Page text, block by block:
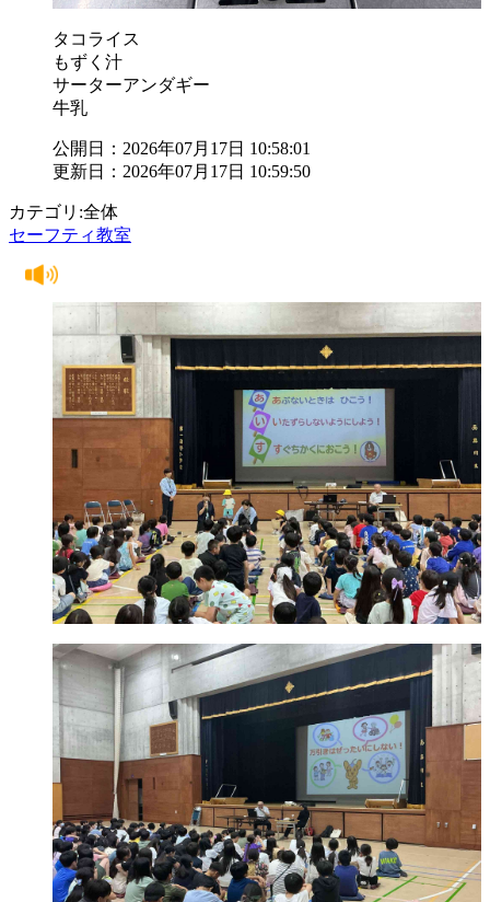
タコライス
もずく汁
サーターアンダギー
牛乳
公開日：2026年07月17日 10:58:01
更新日：2026年07月17日 10:59:50
カテゴリ:全体
セーフティ教室